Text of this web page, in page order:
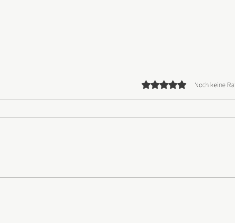
Mit 0 von 5 Sternen
Noch keine